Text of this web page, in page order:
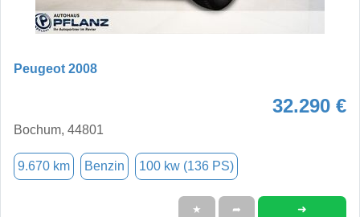
Peugeot 2008
32.290 €
Bochum, 44801
9.670 km Benzin 100 kw (136 PS)
★ ➦ ➜